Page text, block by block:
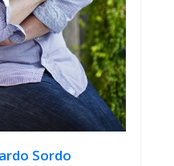
Sordo